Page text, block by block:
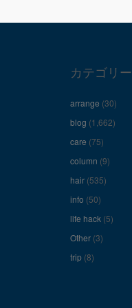
カテゴリー
arrange (30)
blog (1,662)
care (75)
column (9)
hair (535)
info (50)
life hack (5)
Other (3)
trip (8)